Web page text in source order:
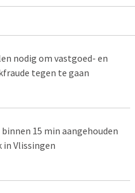
nodig om vastgoed- en
tegen te gaan
15 min aangehouden
in Vlissingen